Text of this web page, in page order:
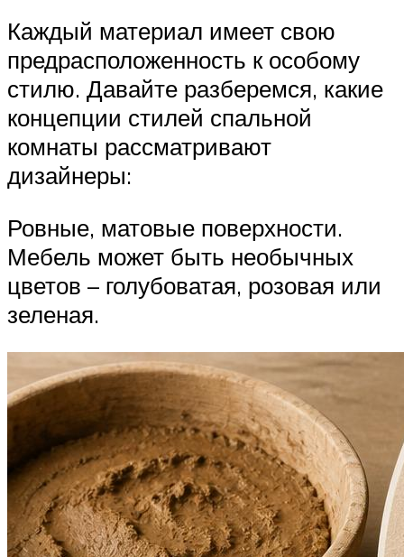
Каждый материал имеет свою
предрасположенность к особому
стилю. Давайте разберемся, какие
концепции стилей спальной
комнаты рассматривают
дизайнеры:
Ровные, матовые поверхности.
Мебель может быть необычных
цветов – голубоватая, розовая или
зеленая.